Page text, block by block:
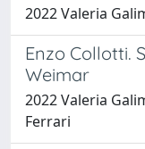
2022 Valeria
Enzo Collotti.
Weimar
2022 Valeria
Ferrari